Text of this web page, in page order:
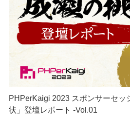
PHPerKaigi 2023 スポンサーセッ
状」登壇レポート -Vol.01